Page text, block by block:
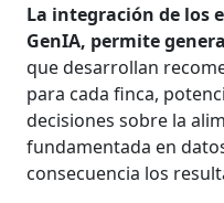
La integración de los
GenIA, permite
que desarrollan
para cada finca,
decisiones sobre la
fundamentada en
consecuencia los